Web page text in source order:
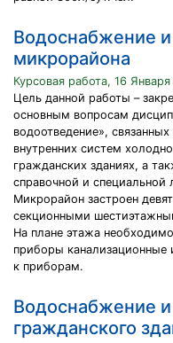
Водоснабжение
микрорайона
Курсовая работа, 16
Цель данной работы –
основным вопросам
водоотведение»,
внутренних систем
гражданских зданиях, а
справочной и специальной
Микрорайон застроен
секционными
На плане этажа
приборы канализационные
к приборам.
Водоснабжение и
гражданского